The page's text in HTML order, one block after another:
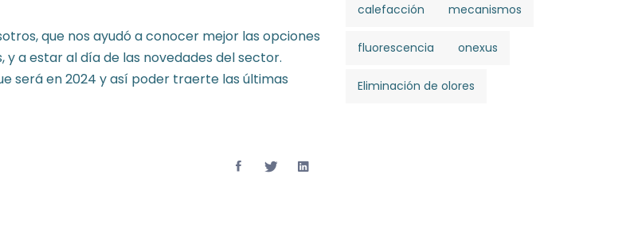
que nos ayudó a conocer mejor las opciones
a estar al día de las novedades del sector.
será en 2024 y así poder traerte las últimas
calefacción mecanismos
fluorescencia onexus
Eliminación de olores